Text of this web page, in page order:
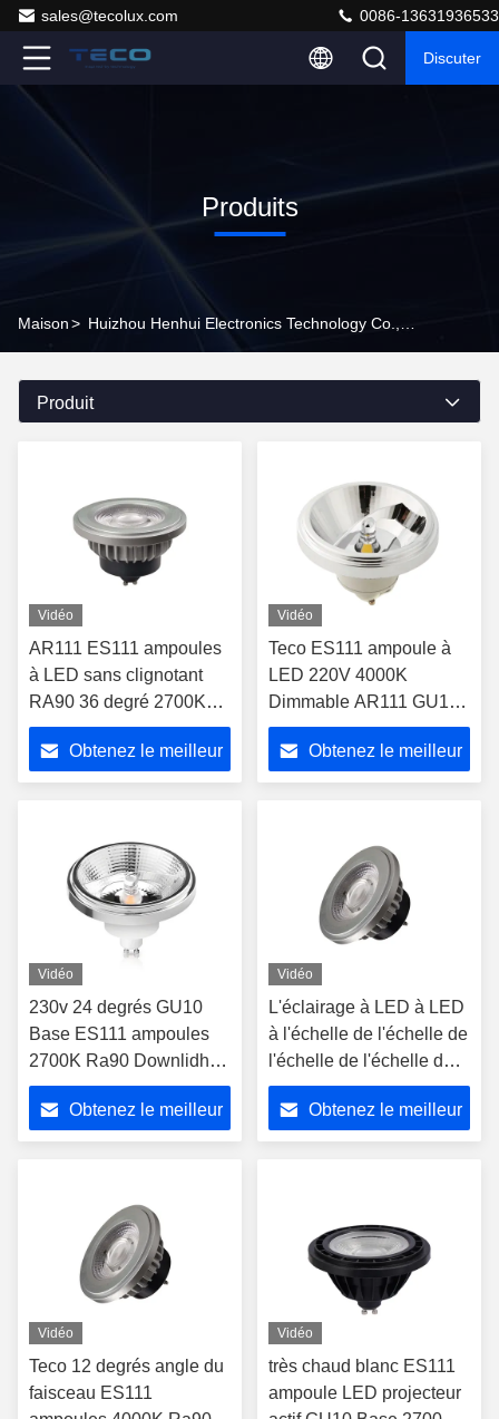
sales@tecolux.com 0086-13631936533
Discuter
Produits
Maison>
Produit
Vidéo
AR111 ES111 ampoules
à LED sans clignotant
RA90 36 degré 2700K
très chaud blanc 111x73
mm Obtenez le meilleur
Vidéo
Teco ES111 ampoule à
LED 220V 4000K
Dimmable AR111 GU10
G53 COB ampoule à
LED 12W
Obtenez le meilleur
Vidéo
230v 24 degrés GU10
Base ES111 ampoules
2700K Ra90 Downlidhts
ampoules non atténuées
Obtenez le meilleur
Vidéo
L'éclairage à LED à LED
à l'échelle de l'échelle de
l'échelle de l'échelle de
l'échelle de l'échelle de
l'échelle de l'échelle de
l'échelle de l'échelle de
l'échelle de l'échelle de
l'échelle de l'échelle de
l'échelle du rayonnement
Obtenez le meilleur
Vidéo
Teco 12 degrés angle du
faisceau ES111
Vidéo
très chaud blanc ES111
ampoule LED projecteur